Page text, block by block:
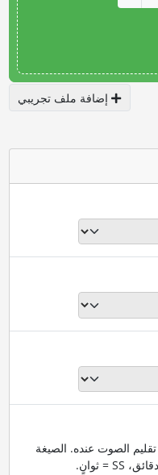
إضافة ملف تجريبي
الصوت عنده. الصيغة